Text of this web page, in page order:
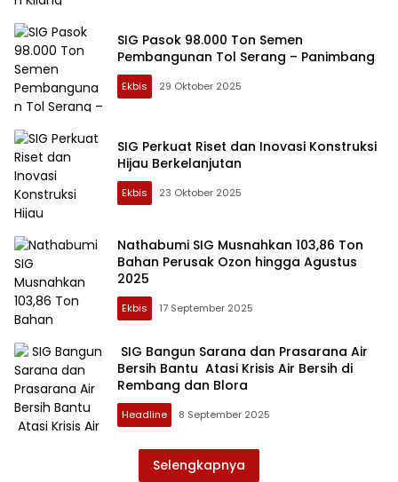
SIG Pasok 98.000 Ton Semen
Pembangunan Tol Serang – Panimbang
Ekbis 29 Oktober 2025
SIG Perkuat Riset dan Inovasi Konstruksi
Hijau Berkelanjutan
Ekbis 23 Oktober 2025
Nathabumi SIG Musnahkan 103,86 Ton
Bahan Perusak Ozon hingga Agustus
2025
Ekbis 17 September 2025
SIG Bangun Sarana dan Prasarana Air
Bersih Bantu Atasi Krisis Air Bersih di
Rembang dan Blora
Headline 8 September 2025
Selengkapnya